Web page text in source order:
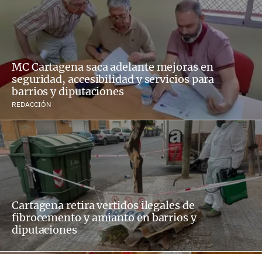
MC Cartagena saca adelante mejoras en
seguridad, accesibilidad y servicios para
barrios y diputaciones
REDACCIÓN
Cartagena retira vertidos ilegales de
fibrocemento y amianto en barrios y
diputaciones